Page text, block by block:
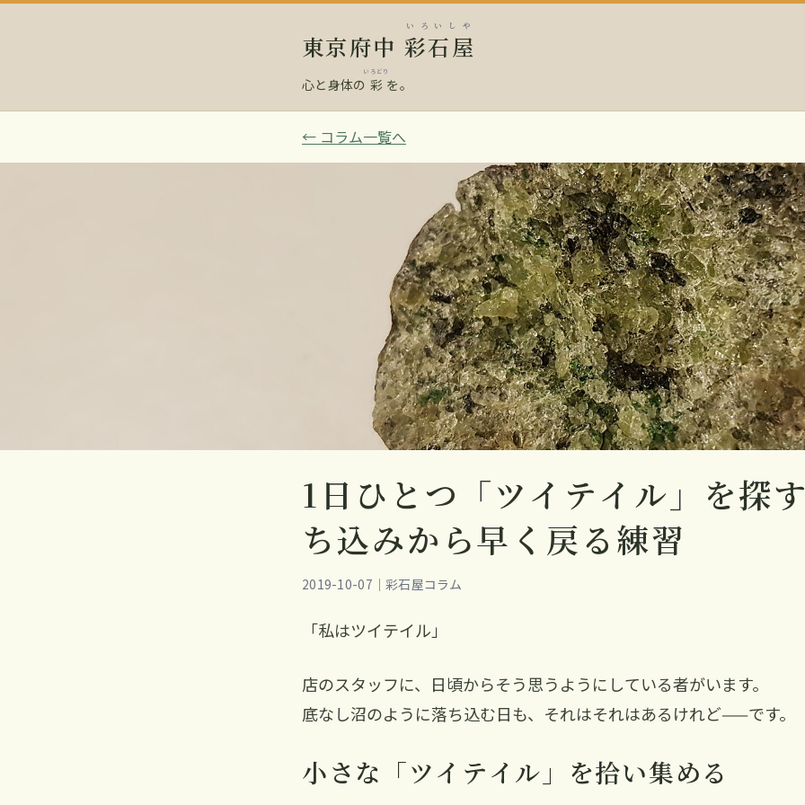
東京府中 彩石屋
いろいしや
心と身体の 彩
いろどり
を。
← コラム一覧へ
1日ひとつ「ツイテイル」を探
ち込みから早く戻る練習
2019-10-07｜彩石屋コラム
「私はツイテイル」
店のスタッフに、日頃からそう思うようにしている者がいます。
底なし沼のように落ち込む日も、それはそれはあるけれど——です。
小さな「ツイテイル」を拾い集める